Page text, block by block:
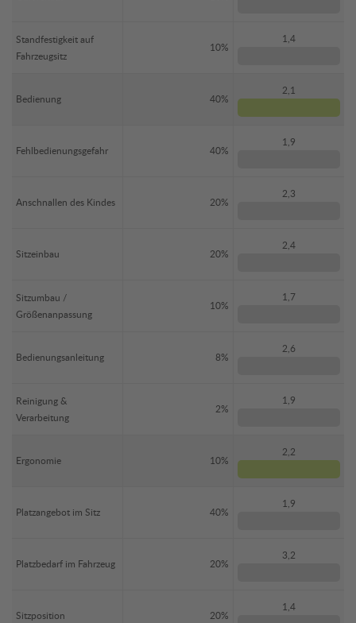
Standfestigkeit auf
Fahrzeugsitz
10%
1,4
Bedienung 40%
2,1
Fehlbedienungsgefahr 40%
1,9
Anschnallen des Kindes 20%
2,3
Sitzeinbau 20%
2,4
Sitzumbau /
Größenanpassung
10%
1,7
Bedienungsanleitung 8%
2,6
Reinigung &
Verarbeitung
2%
1,9
Ergonomie 10%
2,2
Platzangebot im Sitz 40%
1,9
Platzbedarf im Fahrzeug 20%
3,2
Sitzposition 20%
1,4